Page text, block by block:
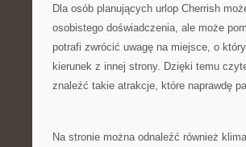
Dla osób planujących urlop Cherrish
osobistego doświadczenia, ale może
potrafi zwrócić uwagę na miejsce, o
kierunek z innej strony. Dzięki temu
znaleźć takie atrakcje, które naprawdę
Na stronie można odnaleźć również